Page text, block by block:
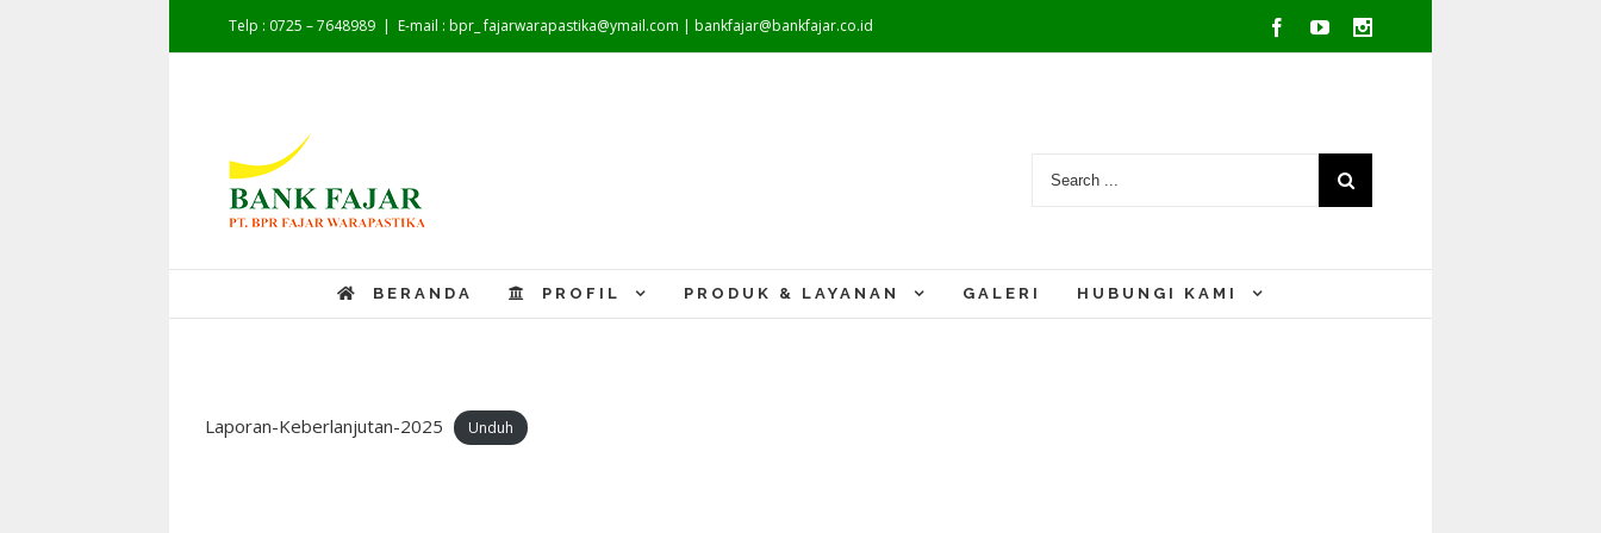
Telp : 0725 – 7648989 | E-mail : bpr_ fajarwarapastika@ymail.com | bankfajar@bankfajar.co.id Facebook
YoutubeInstagram
BERANDA PROFIL PRODUK & LAYANAN GALERI HUBUNGI KAMI
Laporan-Keberlanjutan-2025 Unduh